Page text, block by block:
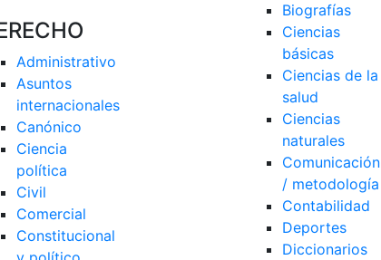
Administrativo
Asuntos
internacionales
Canónico
Ciencia
política
Civil
Comercial
Constitucional
Biografías
Ciencias
básicas
Ciencias de la
salud
Ciencias
naturales
Comunicación
/ metodología
Contabilidad
Deportes
Diccionarios